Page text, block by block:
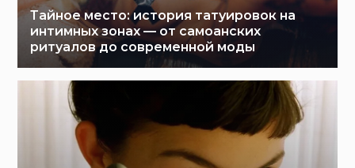
Тайное место: история татуировок на
интимных зонах — от самоанских
ритуалов до современной моды